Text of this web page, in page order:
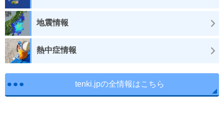
地震情報
熱中症情報
tenki.jpの全情報はこちら